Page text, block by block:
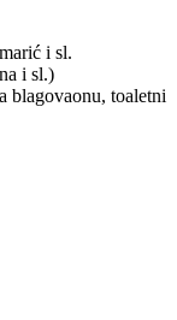
i sl.
i sl.)
blagovaonu, toaletni